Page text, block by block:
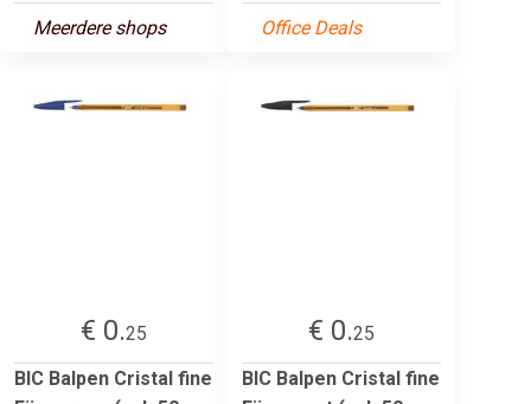
Meerdere shops Office Deals
€ 0.25
BIC Balpen Cristal fine
€ 0.25
BIC Balpen Cristal fine